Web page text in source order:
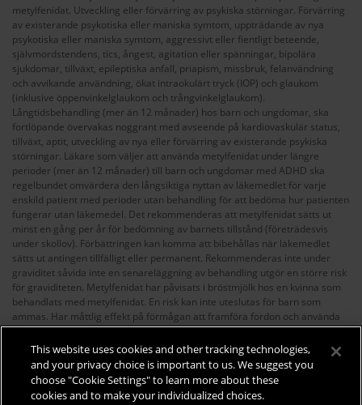
metylfenidat. Utveckling eller förvärring av psykiska störningar. Förvärring
av existerande psykotiska eller maniska symtom, uppträdande av nya
psykotiska eller maniska symtom, aggressivt eller fientligt beteende,
självmordstendens, tics, ångest, agitation eller spänningar, bipolära
sjukdomar, tillväxt, epileptiska anfall, priapism, missbruk, felanvändning
och avvikande användning, ökat intraokulärt tryck (IOP) och glaukom
(inklusive öppenvinkelglaukom och trångvinkelglaukom).
Långtidsbehandling (mer än 12 månader) hos barn och ungdomar, ska
fortlöpande övervakas noggrant med avseende på kardiovaskulär status,
tillväxt, aptit, utveckling av nya eller förvärring av existerande psykiska
störningar. Läkare som väljer att använda metylfenidat under längre
perioder (mer än 12 månader) till barn och ungdomar med ADHD ska
regelbundet omvärdera den långsiktiga nyttan av läkemedlet för varje
enskild patient med perioder utan behandling för att bedöma hur patienten
fungerar utan läkemedel. Det rekommenderas att metylfenidat sätts ut
minst en gång per år för bedömning av barnets tillstånd (företrädesvis
under skollov). Förbättringen kan komma att bibehållas när läkemedlet
sätts ut antingen tillfälligt eller permanent. Rekommenderas inte under
graviditet såvida inte en senareläggning av behandling utgör en större risk
för graviditeten. Metylfenidat har påvisats i bröstmjölk hos en kvinna som
behandlats med metylfenidat. En risk kan inte uteslutas för barn som
ammas. Har måttlig effekt på förmågan att framföra fordon och använda
maskiner, då metylfenidat kan orsaka yrsel, dåsighet och synstörningar
inklusive ackommodationssvårigheter, diplopi och dimsyn.
För fullständig information och priser, sewww.fass.se
Datum för översyn av produktresumé:
2025-10-29.
Kontakt: Takeda Pharma AB, infosweden@takeda.com
This website uses cookies and other tracking technologies,
and your privacy choice is important to us. We suggest you
choose "Cookie Settings" to learn more about these
cookies and to make your individualized choices.